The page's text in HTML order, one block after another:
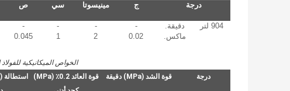
درجة ج مينيسوتا سي ص
904 لتر
دقيقة.
ماكس.
-
0.02
-
2
-
1
-
0.045
الخواص الميكانيكية للفولاذ
درجة
قوة الشد (MPa) دقيقة
قوة العائد 0.2٪ (MPa)